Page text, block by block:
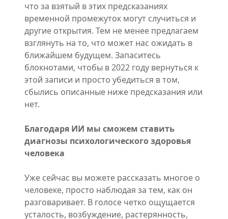
что за взятый в этих предсказаниях
временной промежуток могут случиться и
другие открытия. Тем не менее предлагаем
взглянуть на то, что может нас ожидать в
ближайшем будущем. Запаситесь
блокнотами, чтобы в 2022 году вернуться к
этой записи и просто убедиться в том,
сбылись описанные ниже предсказания или
нет.
Благодаря ИИ мы сможем ставить
диагнозы психологического здоровья
человека
Уже сейчас вы можете рассказать многое о
человеке, просто наблюдая за тем, как он
разговаривает. В голосе четко ощущается
усталость, возбуждение, растерянность,